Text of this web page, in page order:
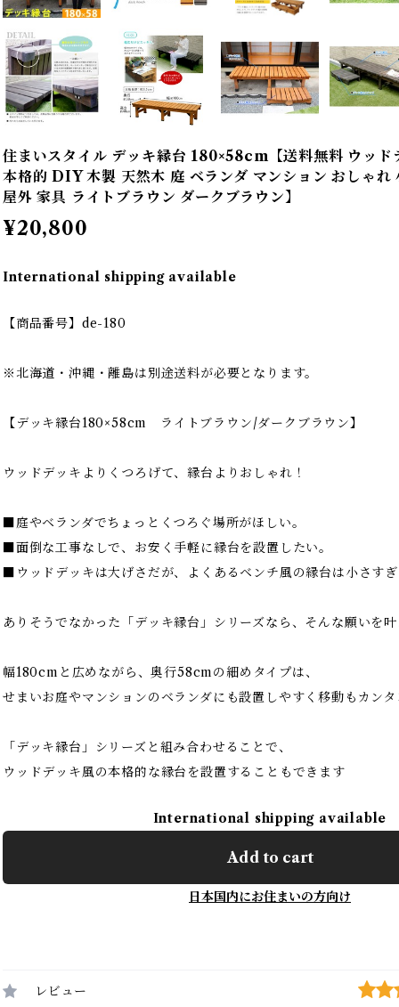
住まいスタイル デッキ縁台 180×58cm【送料無料 ウッド
本格的 DIY 木製 天然木 庭 ベランダ マンション おしゃれ
屋外 家具 ライトブラウン ダークブラウン】
¥20,800
International shipping available
【商品番号】de-180
※北海道・沖縄・離島は別途送料が必要となります。
【デッキ縁台180×58cm ライトブラウン/ダークブラウン】
ウッドデッキよりくつろげて、縁台よりおしゃれ！
■庭やベランダでちょっとくつろぐ場所がほしい。
■面倒な工事なしで、お安く手軽に縁台を設置したい。
■ウッドデッキは大げさだが、よくあるベンチ風の縁台は小さすぎ
ありそうでなかった「デッキ縁台」シリーズなら、そんな願いを
幅180cmと広めながら、奥行58cmの細めタイプは、
せまいお庭やマンションのベランダにも設置しやすく移動もカンタ
「デッキ縁台」シリーズと組み合わせることで、
ウッドデッキ風の本格的な縁台を設置することもできます
International shipping available
Add to cart
日本国内にお住まいの方向け
レビュー